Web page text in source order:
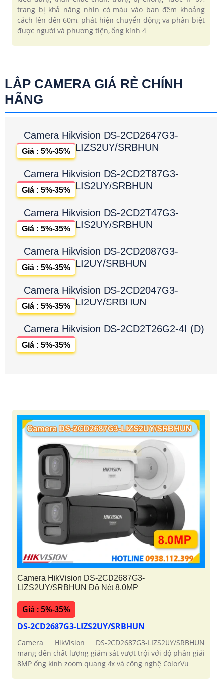
trang bị khả năng nhìn có màu vào ban đêm khoảng
cách lên đến 60m, phát hiện chuyển động và phân biệt
được người và phương tiện, ống kính 4
LẮP CAMERA GIÁ RẺ CHÍNH
HÃNG
Camera Hikvision DS-2CD2647G3-
LIZS2UY/SRBHUN
Giá : 5%-35%
Camera Hikvision DS-2CD2T87G3-
LIS2UY/SRBHUN
Giá : 5%-35%
Camera Hikvision DS-2CD2T47G3-
LIS2UY/SRBHUN
Giá : 5%-35%
Camera Hikvision DS-2CD2087G3-
LI2UY/SRBHUN
Giá : 5%-35%
Camera Hikvision DS-2CD2047G3-
LI2UY/SRBHUN
Giá : 5%-35%
Camera Hikvision DS-2CD2T26G2-4I (D)
Giá : 5%-35%
Camera HikVision DS-2CD2687G3-
LIZS2UY/SRBHUN Độ Nét 8.0MP
Giá : 5%-35%
DS-2CD2687G3-LIZS2UY/SRBHUN
Camera HikVision DS-2CD2687G3-LIZS2UY/SRBHUN
mang đến chất lượng giám sát vượt trội với độ phân giải
8MP ống kính zoom quang 4x và công nghệ ColorVu